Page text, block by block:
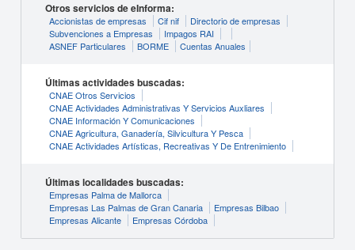
Otros servicios de eInforma:
Accionistas de empresas Cif nif
Directorio de empresas
Subvenciones a Empresas
Impagos RAI
ASNEF Particulares
BORME Cuentas Anuales
Últimas actividades buscadas:
CNAE Otros Servicios
CNAE Actividades Administrativas Y Servicios Auxliares
CNAE Información Y Comunicaciones
CNAE Agricultura, Ganadería, Silvicultura Y Pesca
CNAE Actividades Artísticas, Recreativas Y De Entrenimiento
Últimas localidades buscadas:
Empresas Palma de Mallorca
Empresas Las Palmas de Gran Canaria
Empresas Bilbao
Empresas Alicante
Empresas Córdoba